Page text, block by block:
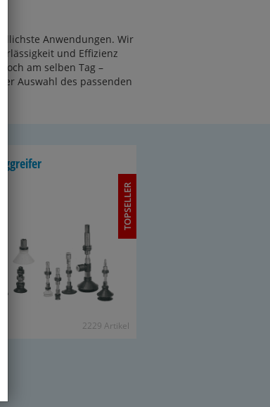
Anwendungen. Wir
und Effizienz
am selben Tag –
Auswahl des passenden
2229 Ar­ti­kel
TOPSELLER